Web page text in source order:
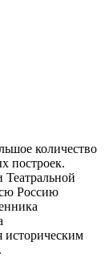
количество
построек.
Россию
историческим